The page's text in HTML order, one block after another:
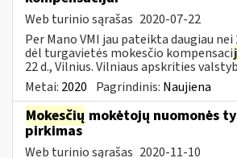
Web turinio sąrašas 2020-07-22
Per Mano VMI jau pateikta daugiau
dėl turgavietės mokesčio kompensaci
22 d., Vilnius. Vilniaus apskrities
Metai: 2020 Pagrindinis: Naujiena
Mokesčių mokėtojų nuomonės
pirkimas
Web turinio sąrašas 2020-11-10